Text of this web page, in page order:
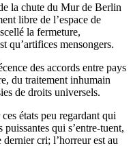
la chute du Mur de Berlin
libre de l’espace de
la fermeture,
qu’artifices mensongers.
des accords entre pays
du traitement inhumain
de droits universels.
états peu regardant qui
puissantes qui s’entre-tuent,
cri; l’horreur est au